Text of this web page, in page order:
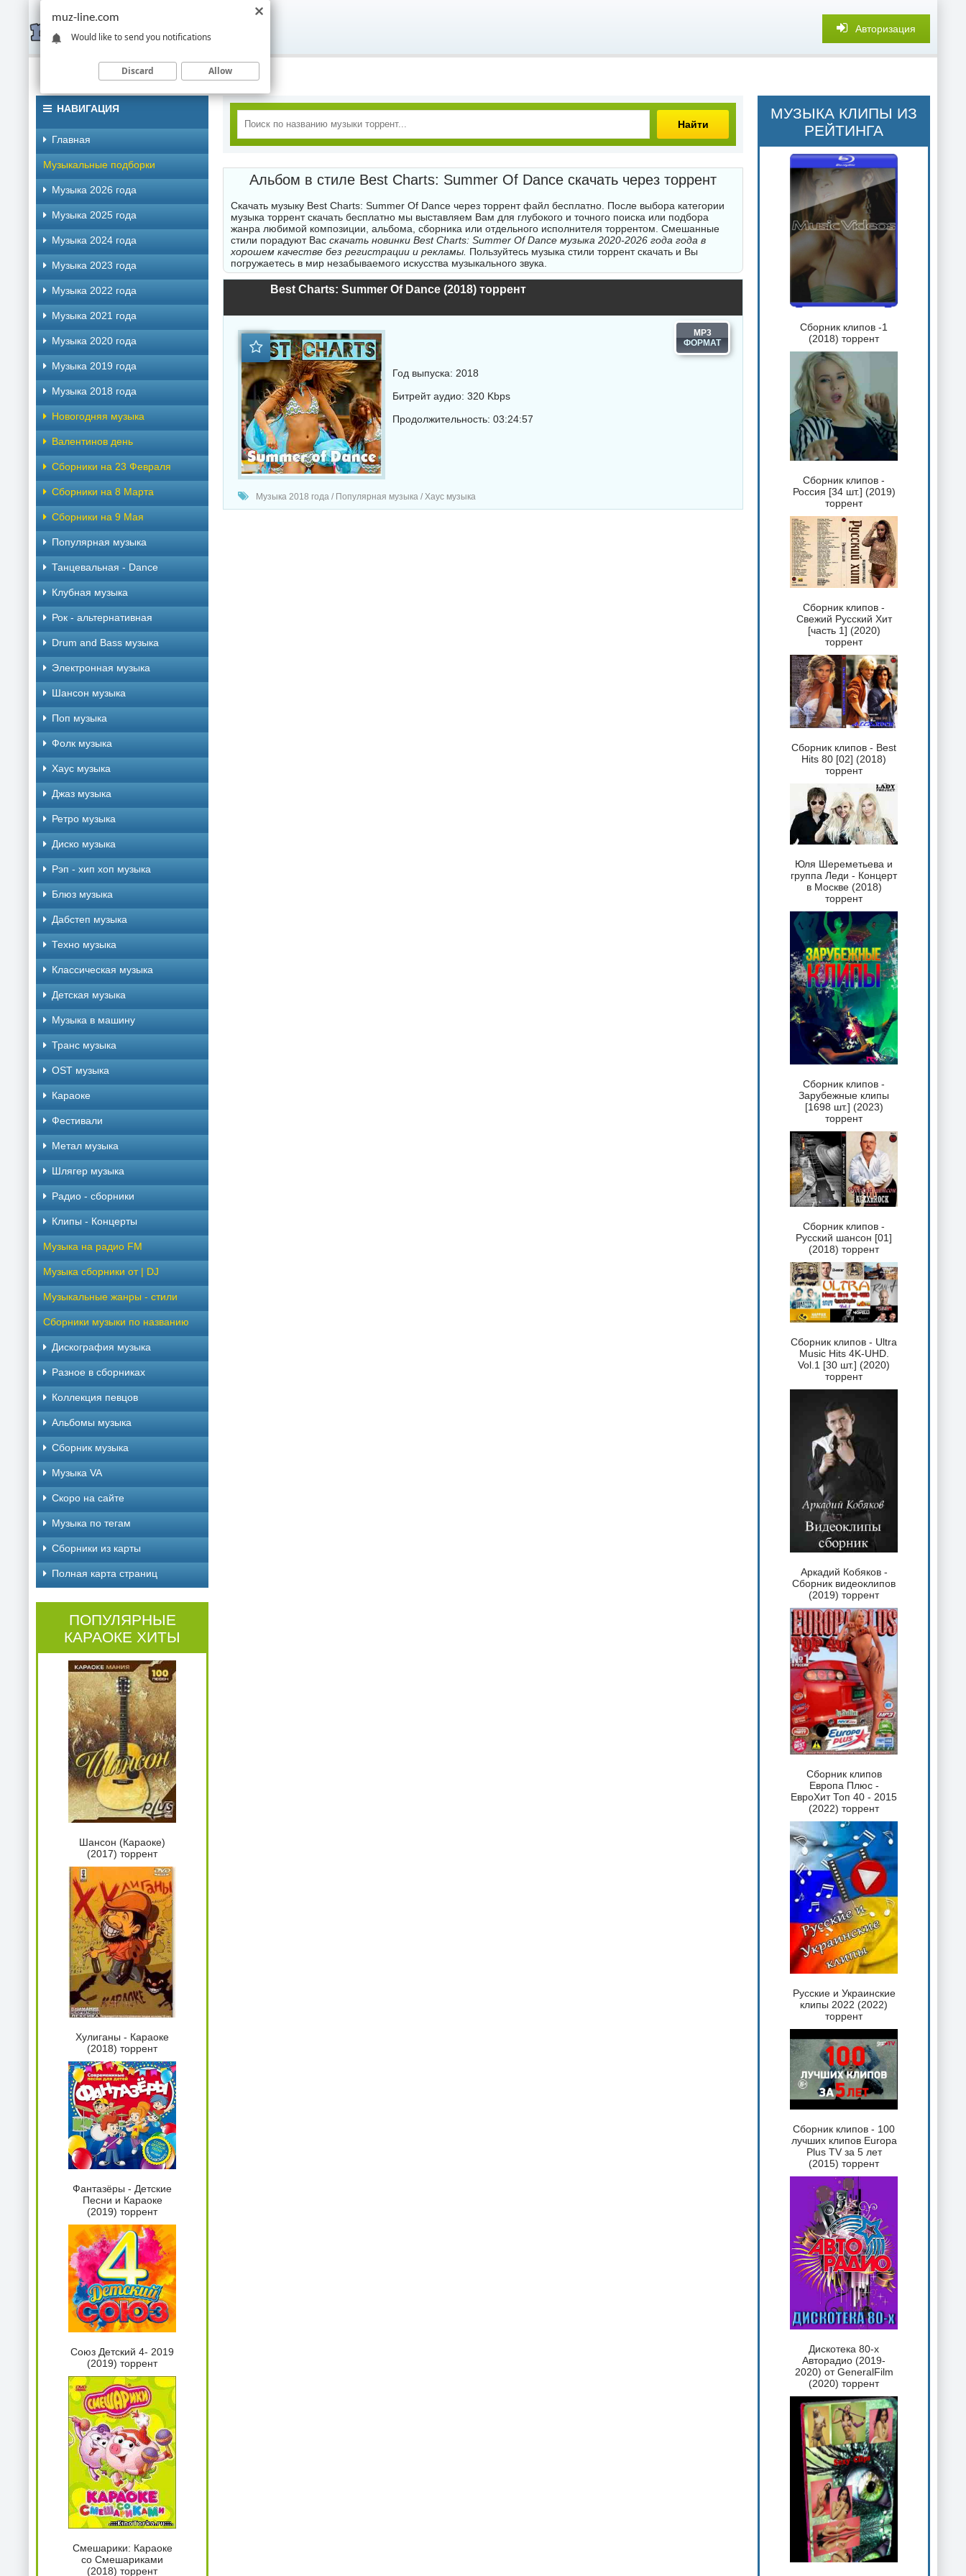
Авторизация
Найти
Альбом в стиле Best Charts: Summer Of Dance скачать через торрент
Скачать музыку Best Charts: Summer Of Dance через торрент файл бесплатно. После выбора категории
музыка торрент скачать бесплатно мы выставляем Вам для глубокого и точного поиска или подбора
жанра любимой композиции, альбома, сборника или отдельного исполнителя торрентом. Смешанные
стили порадуют Вас скачать новинки Best Charts: Summer Of Dance музыка 2020-2026 года года в
хорошем качестве без регистрации и рекламы. Пользуйтесь музыка стили торрент скачать и Вы
погружаетесь в мир незабываемого искусства музыкального звука.
Best Charts: Summer Of Dance (2018) торрент
MP3
Год выпуска: 2018
Битрейт аудио: 320 Kbps
Продолжительность: 03:24:57
Музыка 2018 года / Популярная музыка / Хаус музыка
НАВИГАЦИЯ
Главная
Музыкальные подборки
Музыка 2026 года
Музыка 2025 года
Музыка 2024 года
Музыка 2023 года
Музыка 2022 года
Музыка 2021 года
Музыка 2020 года
Музыка 2019 года
Музыка 2018 года
Новогодняя музыка
Валентинов день
Сборники на 23 Февраля
Сборники на 8 Марта
Сборники на 9 Мая
Популярная музыка
Танцевальная - Dance
Клубная музыка
Рок - альтернативная
Drum and Bass музыка
Электронная музыка
Шансон музыка
Поп музыка
Фолк музыка
Хаус музыка
Джаз музыка
Ретро музыка
Диско музыка
Рэп - хип хоп музыка
Блюз музыка
Дабстеп музыка
Техно музыка
Классическая музыка
Детская музыка
Музыка в машину
Транс музыка
OST музыка
Караоке
Фестивали
Метал музыка
Шлягер музыка
Радио - сборники
Клипы - Концерты
Музыка на радио FM
Музыка сборники от | DJ
Музыкальные жанры - стили
Сборники музыки по названию
Дискография музыка
Разное в сборниках
Коллекция певцов
Альбомы музыка
Сборник музыка
Музыка VA
Скоро на сайте
Музыка по тегам
Cборники из карты
Полная карта страниц
ПОПУЛЯРНЫЕ
КАРАОКЕ ХИТЫ
Шансон (Караоке)
(2017) торрент
Хулиганы - Караоке
(2018) торрент
Фантазёры - Детские
Песни и Караоке
(2019) торрент
Союз Детский 4- 2019
(2019) торрент
Смешарики: Караоке
со Смешариками
(2018) торрент
МУЗЫКА КЛИПЫ ИЗ
РЕЙТИНГА
Сборник клипов -1
(2018) торрент
Сборник клипов -
Россия [34 шт.] (2019)
торрент
Сборник клипов -
Свежий Русский Хит
[часть 1] (2020)
торрент
Сборник клипов - Best
Hits 80 [02] (2018)
торрент
Юля Шереметьева и
группа Леди - Концерт
в Москве (2018)
торрент
Сборник клипов -
Зарубежные клипы
[1698 шт.] (2023)
торрент
Сборник клипов -
Русский шансон [01]
(2018) торрент
Сборник клипов - Ultra
Music Hits 4K-UHD.
Vol.1 [30 шт.] (2020)
торрент
Аркадий Кобяков -
Сборник видеоклипов
(2019) торрент
Сборник клипов
Европа Плюс -
ЕвроХит Топ 40 - 2015
(2022) торрент
Русские и Украинские
клипы 2022 (2022)
торрент
Сборник клипов - 100
лучших клипов Europa
Plus TV за 5 лет
(2015) торрент
Дискотека 80-х
Авторадио (2019-
2020) от GeneralFilm
(2020) торрент
muz-line.com
Would like to send you notifications
Discard Allow